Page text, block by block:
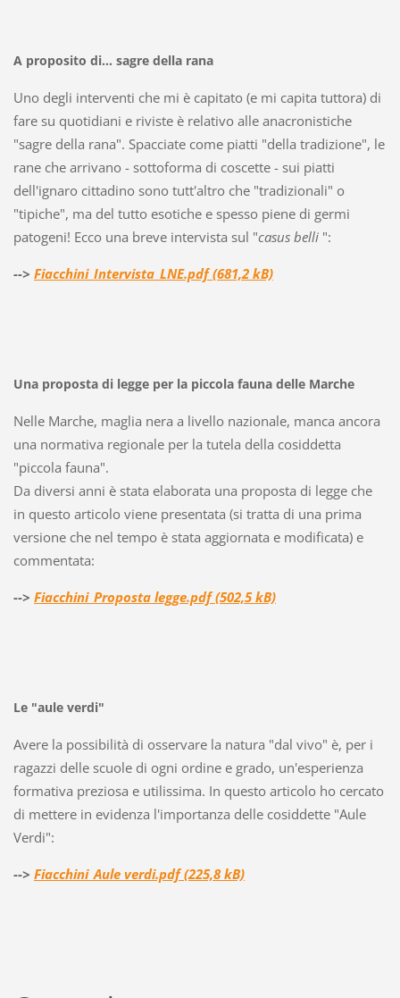
A proposito di... sagre della rana
Uno degli interventi che mi è capitato (e mi capita tuttora) di
fare su quotidiani e riviste è relativo alle anacronistiche
"sagre della rana". Spacciate come piatti "della tradizione", le
rane che arrivano - sottoforma di coscette - sui piatti
dell'ignaro cittadino sono tutt'altro che "tradizionali" o
"tipiche", ma del tutto esotiche e spesso piene di germi
patogeni! Ecco una breve intervista sul "casus belli ":
--> Fiacchini_Intervista_LNE.pdf (681,2 kB)
Una proposta di legge per la piccola fauna delle Marche
Nelle Marche, maglia nera a livello nazionale, manca ancora
una normativa regionale per la tutela della cosiddetta
"piccola fauna".
Da diversi anni è stata elaborata una proposta di legge che
in questo articolo viene presentata (si tratta di una prima
versione che nel tempo è stata aggiornata e modificata) e
commentata:
--> Fiacchini_Proposta legge.pdf (502,5 kB)
Le "aule verdi"
Avere la possibilità di osservare la natura "dal vivo" è, per i
ragazzi delle scuole di ogni ordine e grado, un'esperienza
formativa preziosa e utilissima. In questo articolo ho cercato
di mettere in evidenza l'importanza delle cosiddette "Aule
Verdi":
--> Fiacchini_Aule verdi.pdf (225,8 kB)